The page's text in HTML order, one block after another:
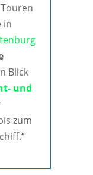
in
Blick
und
zum